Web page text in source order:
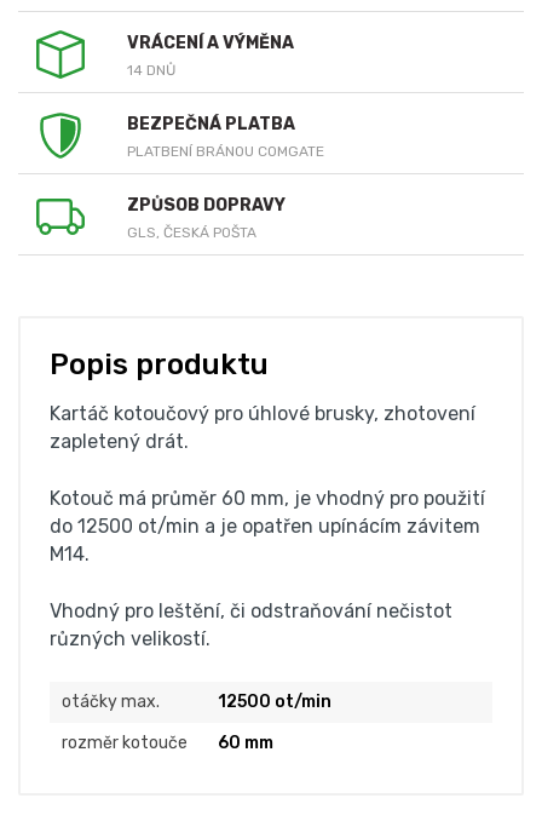
VRÁCENÍ A VÝMĚNA
14 DNŮ
BEZPEČNÁ PLATBA
PLATBENÍ BRÁNOU COMGATE
ZPŮSOB DOPRAVY
GLS, ČESKÁ POŠTA
Popis produktu
Kartáč kotoučový pro úhlové brusky, zhotovení
zapletený drát.
Kotouč má průměr 60 mm, je vhodný pro použití
do 12500 ot/min a je opatřen upínácím závitem
M14.
Vhodný pro leštění, či odstraňování nečistot
různých velikostí.
otáčky max.
12500 ot/min
rozměr kotouče
60 mm